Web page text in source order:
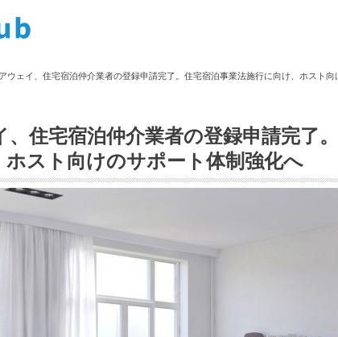
ウェイ、住宅宿泊仲介業者の登録申請完了。住宅宿泊事業法施行に向け、ホスト
住宅宿泊仲介業者の登録申請完了
ホスト向けのサポート体制強化へ